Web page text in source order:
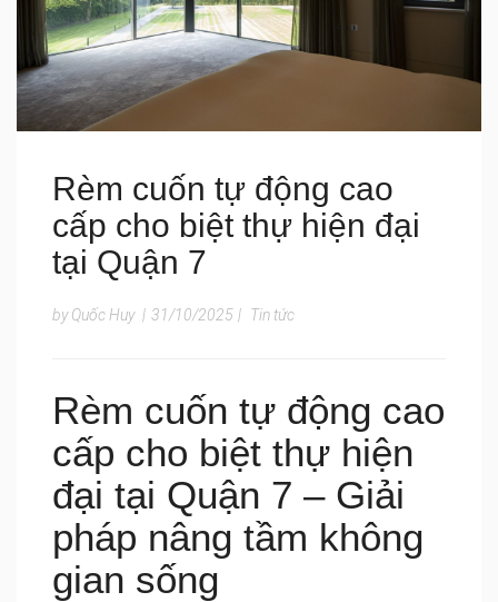
Rèm cuốn tự động cao
cấp cho biệt thự hiện đại
tại Quận 7
by Quốc Huy | 31/10/2025 | Tin tức
Rèm cuốn tự động cao
cấp cho biệt thự hiện
đại tại Quận 7 – Giải
pháp nâng tầm không
gian sống